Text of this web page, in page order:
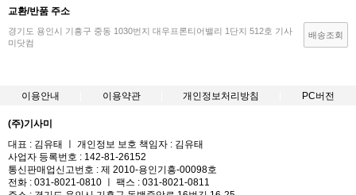
교환/반품 주소
경기도 용인시 기흥구 중동 1030번지 대우프론티어밸리 1단지 512호 기사
미닷컴
배송조회
이용안내 이용약관 개인정보처리방침 PC버전
(주)기사미
대표 : 김유태 ㅣ 개인정보 보호 책임자 : 김유태
사업자 등록번호 : 142-81-26152
통신판매업신고번호 : 제 2010-용인기흥-00098호
전화 : 031-8021-0810 ㅣ 팩스 : 031-8021-0811